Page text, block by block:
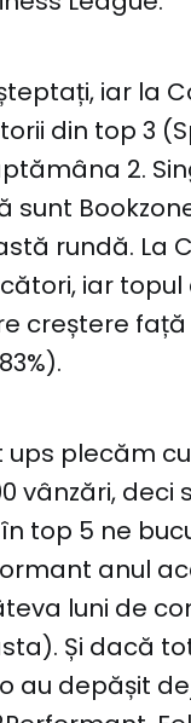
iar la
din top 3
2.
rundă. La
iar topul
creștere
plecăm
vânzări, deci
top 5 ne
anul
luni de
Și dacă
au depășit